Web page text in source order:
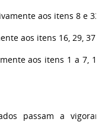
aos itens 8 e 33;
aos itens 16, 29, 37 e
aos itens 1 a 7, 10,
passam a vigorar